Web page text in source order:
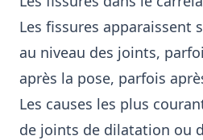
Les fissures apparaissent
au niveau des joints,
après la pose, parfois
Les causes les plus
de joints de dilatation ou